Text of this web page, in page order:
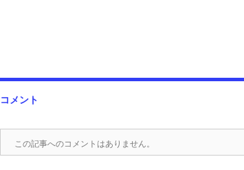
コメント
この記事へのコメントはありません。